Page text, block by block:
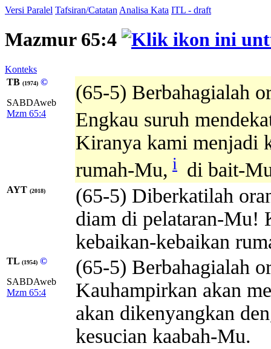
Versi Paralel Tafsiran/Catatan Analisa Kata ITL - draft
Mazmur 65:4
Konteks
TB (1974) ©
SABDAweb
Mzm 65:4
(65-5) Berbahagialah
Engkau suruh
Kiranya kami menjadi
rumah-Mu, i di bait-
AYT (2018)
(65-5) Diberkatilah
diam di pelataran-Mu!
kebaikan-kebaikan
TL (1954) ©
SABDAweb
Mzm 65:4
(65-5) Berbahagialah
Kauhampirkan akan
akan dikenyangkan
kesucian kaabah-Mu.